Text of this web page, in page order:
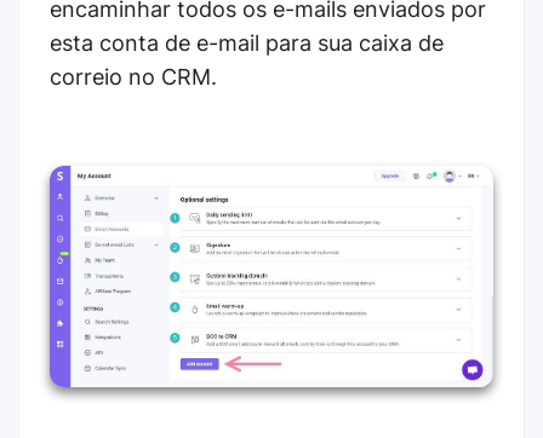
encaminhar todos os e-mails enviados por
esta conta de e-mail para sua caixa de
correio no CRM.